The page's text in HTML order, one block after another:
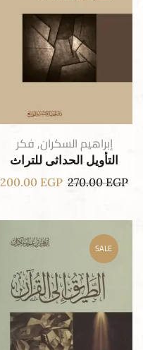
إبراهيم السكران,فكر
التأويل الحداثى للتراث
270.00EGP
200.00 EGP
SALE